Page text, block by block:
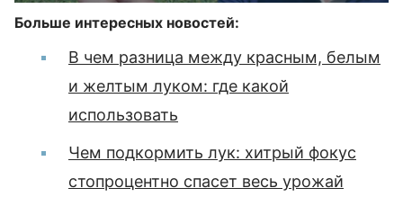
Больше интересных новостей:
В чем разница между красным, белым
и желтым луком: где какой
использовать
Чем подкормить лук: хитрый фокус
стопроцентно спасет весь урожай